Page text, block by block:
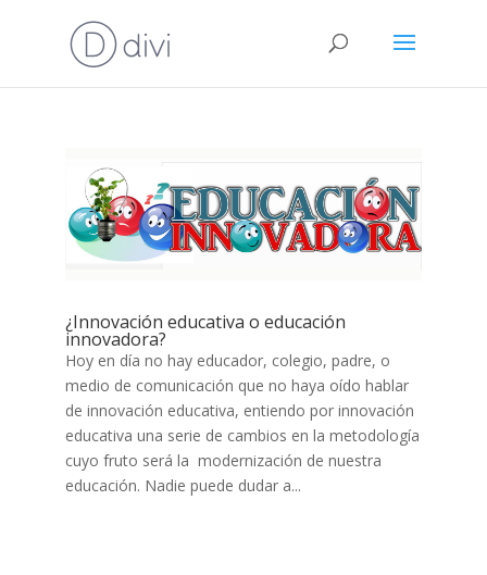
¿Innovación educativa o educación
innovadora?
Hoy en día no hay educador, colegio, padre, o
medio de comunicación que no haya oído hablar
de innovación educativa, entiendo por innovación
educativa una serie de cambios en la metodología
cuyo fruto será la modernización de nuestra
educación. Nadie puede dudar a...